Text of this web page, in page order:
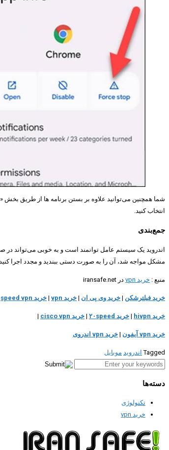
انتخاب کنید.
جمع‌بندی
اندروید یک سیستم عامل توانمند است و به خوبی می‌تواند در
مشکل مواجه شد، آن را به صورت دستی ببندید و مجدد اجرا کنید.
منبع : خرید‌ vpn در iransafe.net
خرید فیلترشکن | خرید وی پی ان | خرید vpn | خرید speed vpn
خرید hivpn | خرید ۲۰speed | خرید cisco vpn |
خرید vpn آیفون | خرید vpn اندروی
Tagged اندروید موبایل
دسته‌ها
تکنولوژی
خرید vpn